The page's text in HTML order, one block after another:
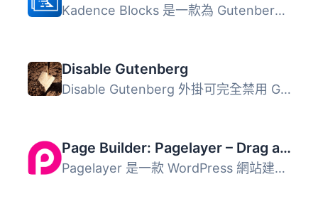
Kadence Blocks 是一款為 Gutenberg 編輯器擴展的 WordPress ...
Disable Gutenberg
Disable Gutenberg 外掛可完全禁用 Gutenberg 編輯器，並恢復...
Page Builder: Pagelayer – Drag and Drop website builder
Pagelayer 是一款 WordPress 網站建置外掛，無論是初學者或專...